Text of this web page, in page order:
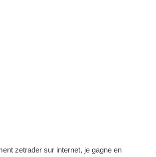
zetrader sur internet, je gagne en